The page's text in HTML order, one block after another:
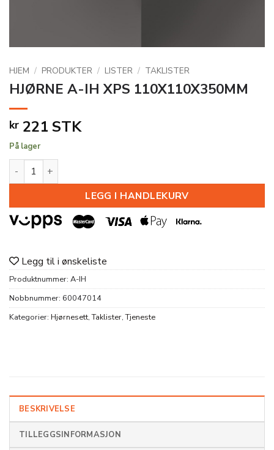
HJEM / PRODUKTER / LISTER / TAKLISTER
HJØRNE A-IH XPS 110X110X350MM
kr 221 STK
På lager
HJØRNE A-IH XPS 110X110X350MM antall
LEGG I HANDLEKURV
Legg til i ønskeliste
Produktnummer: A-IH
Nobbnummer: 60047014
Kategorier: Hjørnesett,Taklister,Tjeneste
BESKRIVELSE
TILLEGGSINFORMASJON